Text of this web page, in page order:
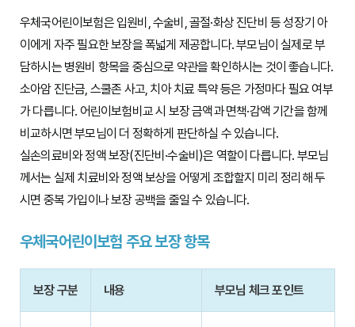
우체국어린이보험은 입원비, 수술비, 골절·화상 진단비 등 성장기 아
이에게 자주 필요한 보장을 폭넓게 제공합니다. 부모님이 실제로 부
담하시는 병원비 항목을 중심으로 약관을 확인하시는 것이 좋습니다.
소아암 진단금, 스쿨존 사고, 치아 치료 특약 등은 가정마다 필요 여부
가 다릅니다. 어린이보험비교 시 보장 금액과 면책·감액 기간을 함께
비교하시면 부모님이 더 정확하게 판단하실 수 있습니다.
실손의료비와 정액 보장(진단비·수술비)은 역할이 다릅니다. 부모님
께서는 실제 치료비와 정액 보상을 어떻게 조합할지 미리 정리해 두
시면 중복 가입이나 보장 공백을 줄일 수 있습니다.
우체국어린이보험 주요 보장 항목
보장 구분 내용 부모님 체크 포인트